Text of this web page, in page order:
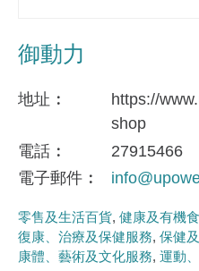
御動力
地址
https://
shop
電話
27915466
電子郵件
零售及生活百貨 健康及有機
復康、治療及保健服務 保健
康體、藝術及文化服務 運動